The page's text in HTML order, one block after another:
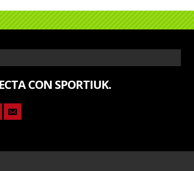
CON SPORTIUK.